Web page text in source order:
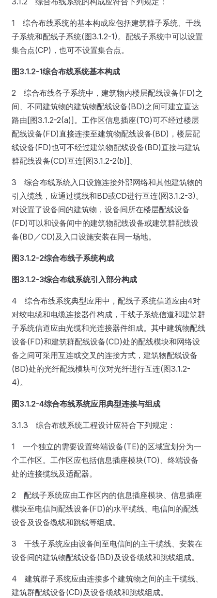
1 综合布线系统的基本构成应包括建筑群子系统、干线
子系统和配线子系统(图3.1.2-1)。配线子系统中可以设置
集合点(CP)，也可不设置集合点。
图3.1.2-1综合布线系统基本构成
2 综合布线各子系统中，建筑物内楼层配线设备(FD)之
间、不同建筑物的建筑物配线设备(BD)之间可建立直达
路由[图3.1.2-2(a)]。工作区信息插座(TO)可不经过楼层
配线设备(FD)直接连接至建筑物配线设备(BD)，楼层配
线设备(FD)也可不经过建筑物配线设备(BD)直接与建筑
群配线设备(CD)互连[图3.1.2-2(b)]。
3 综合布线系统入口设施连接外部网络和其他建筑物的
引入缆线，应通过缆线和BD或CD进行互连(图3.1.2-3)。
对设置了设备间的建筑物，设备间所在楼层配线设备
(FD)可以和设备间中的建筑物配线设备或建筑群配线设
备(BD／CD)及入口设施安装在同一场地。
图3.1.2-2综合布线子系统构成
图3.1.2-3综合布线系统引入部分构成
4 综合布线系统典型应用中，配线子系统信道应由4对
对绞电缆和电缆连接器件构成，干线子系统信道和建筑群
子系统信道应由光缆和光连接器件组成。其中建筑物配线
设备(FD)和建筑群配线设备(CD)处的配线模块和网络设
备之间可采用互连或交叉的连接方式，建筑物配线设备
(BD)处的光纤配线模块可仪对光纤进行互连(图3.1.2-
4)。
图3.1.2-4综合布线系统应用典型连接与组成
3.1.3 综合布线系统工程设计应符合下列规定：
1 一个独立的需要设置终端设备(TE)的区域宜划分为一
个工作区。工作区应包括信息插座模块(TO)、终端设备
处的连接缆线及适配器。
2 配线子系统应由工作区内的信息插座模块、信息插座
模块至电信间配线设备(FD)的水平缆线、电信间的配线
设备及设备缆线和跳线等组成。
3 干线子系统应由设备间至电信间的主干缆线、安装在
设备间的建筑物配线设备(BD)及设备缆线和跳线组成。
4 建筑群子系统应由连接多个建筑物之间的主干缆线、
建筑群配线设备(CD)及设备缆线和跳线组成。